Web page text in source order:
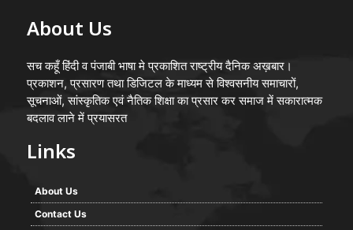
About Us
सच कहूँ हिंदी व पंजाबी भाषा मे प्रकाशित राष्ट्रीय दैनिक अख़बार।
प्रकाशन, प्रसारण तथा डिजिटल के माध्यम से विश्वसनीय समाचारों,
सूचनाओं, सांस्कृतिक एवं नैतिक शिक्षा का प्रसार कर समाज में सकारात्मक
बदलाव लाने में प्रयासरत
Links
About Us
Contact Us